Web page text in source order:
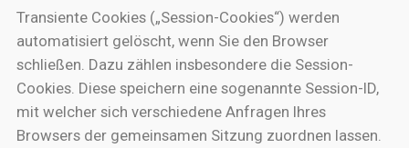
Transiente Cookies („Session-Cookies“) werden
automatisiert gelöscht, wenn Sie den Browser
schließen. Dazu zählen insbesondere die Session-
Cookies. Diese speichern eine sogenannte Session-ID,
mit welcher sich verschiedene Anfragen Ihres
Browsers der gemeinsamen Sitzung zuordnen lassen.